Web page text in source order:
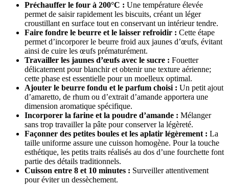
Préchauffer le four à 200°C : Une température élevée
permet de saisir rapidement les biscuits, créant un léger
croustillant en surface tout en conservant un intérieur tendre.
Faire fondre le beurre et le laisser refroidir : Cette étape
permet d’incorporer le beurre froid aux jaunes d’œufs, évitant
ainsi de cuire les œufs prématurément.
Travailler les jaunes d’œufs avec le sucre : Fouetter
délicatement pour blanchir et obtenir une texture aérienne;
cette phase est essentielle pour un moelleux optimal.
Ajouter le beurre fondu et le parfum choisi : Un petit ajout
d’amaretto, de rhum ou d’extrait d’amande apportera une
dimension aromatique spécifique.
Incorporer la farine et la poudre d’amande : Mélanger
sans trop travailler la pâte pour conserver la légèreté.
Façonner des petites boules et les aplatir légèrement : La
taille uniforme assure une cuisson homogène. Pour la touche
esthétique, les petits traits réalisés au dos d’une fourchette font
partie des détails traditionnels.
Cuisson entre 8 et 10 minutes : Surveiller attentivement
pour éviter un dessèchement.